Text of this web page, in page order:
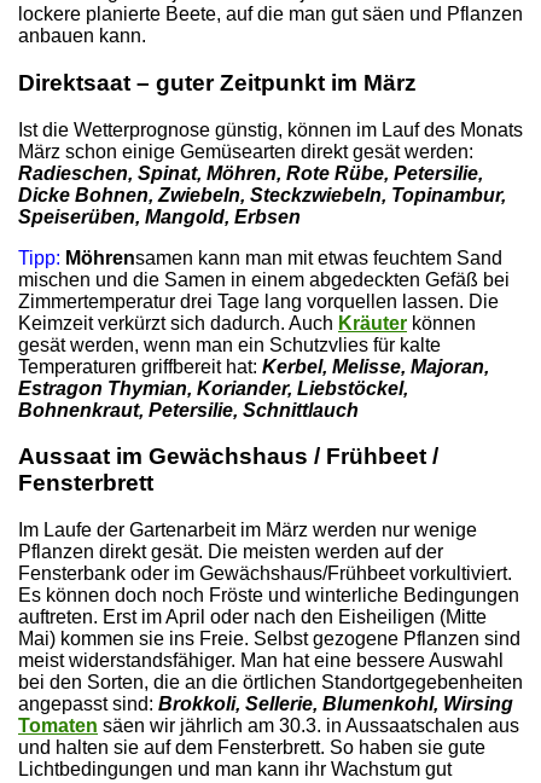
lockere planierte Beete, auf die man gut säen und Pflanzen
anbauen kann.
Direktsaat – guter Zeitpunkt im März
Ist die Wetterprognose günstig, können im Lauf des Monats
März schon einige Gemüsearten direkt gesät werden:
Radieschen, Spinat, Möhren, Rote Rübe, Petersilie,
Dicke Bohnen, Zwiebeln, Steckzwiebeln, Topinambur,
Speiserüben, Mangold, Erbsen
Tipp: Möhrensamen kann man mit etwas feuchtem Sand
mischen und die Samen in einem abgedeckten Gefäß bei
Zimmertemperatur drei Tage lang vorquellen lassen. Die
Keimzeit verkürzt sich dadurch. Auch Kräuter können
gesät werden, wenn man ein Schutzvlies für kalte
Temperaturen griffbereit hat: Kerbel, Melisse, Majoran,
Estragon Thymian, Koriander, Liebstöckel,
Bohnenkraut, Petersilie, Schnittlauch
Aussaat im Gewächshaus / Frühbeet /
Fensterbrett
Im Laufe der Gartenarbeit im März werden nur wenige
Pflanzen direkt gesät. Die meisten werden auf der
Fensterbank oder im Gewächshaus/Frühbeet vorkultiviert.
Es können doch noch Fröste und winterliche Bedingungen
auftreten. Erst im April oder nach den Eisheiligen (Mitte
Mai) kommen sie ins Freie. Selbst gezogene Pflanzen sind
meist widerstandsfähiger. Man hat eine bessere Auswahl
bei den Sorten, die an die örtlichen Standortgegebenheiten
angepasst sind: Brokkoli, Sellerie, Blumenkohl, Wirsing
Tomaten säen wir jährlich am 30.3. in Aussaatschalen aus
und halten sie auf dem Fensterbrett. So haben sie gute
Lichtbedingungen und man kann ihr Wachstum gut